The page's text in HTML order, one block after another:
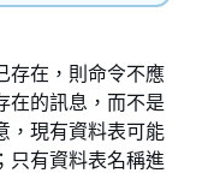
存在，則命令不應
在的訊息，而不是
，現有資料表可能
只有資料表名稱進